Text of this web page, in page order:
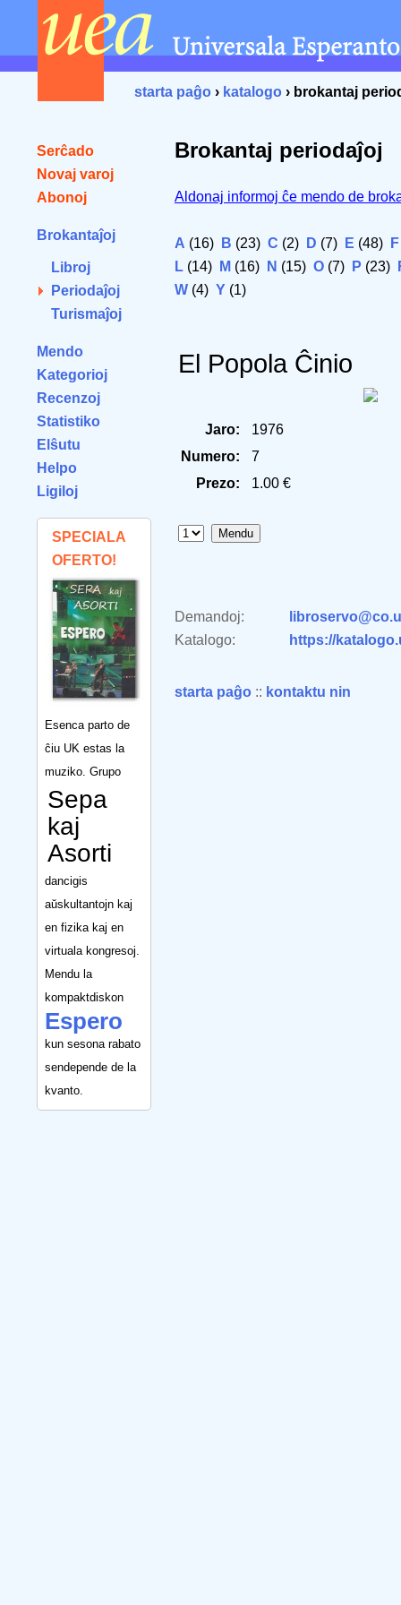
starta paĝo › katalogo › brokantaj
Serĉado
Novaj varoj
Abonoj
Brokantaĵoj
Libroj
Periodaĵoj
Turismaĵoj
Mendo
Kategorioj
Recenzoj
Statistiko
Elŝutu
Helpo
Ligiloj
SPECIALA
OFERTO!
Esenca parto de
ĉiu UK estas la
muziko. Grupo
Sepa
kaj
Asorti
dancigis
aŭskultantojn kaj
en fizika kaj en
virtuala kongresoj.
Mendu la
kompaktdiskon
Espero
kun sesona rabato
sendepende de la
kvanto.
Brokantaj periodaĵoj
Aldonaj informoj ĉe mendo de
A (16) B (23) C (2) D (7) E (48) F
L (14) M (16) N (15) O (7) P (23)
W (4) Y (1)
El Popola Ĉinio
Jaro:
1976
Numero:
7
Prezo:
1.00 €
Demandoj:
Katalogo:
https://
starta paĝo :: kontaktu nin